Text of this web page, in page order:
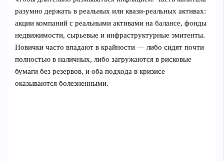
разумно держать в реальных или квази‑реальных активах:
акции компаний с реальными активами на балансе, фонды
недвижимости, сырьевые и инфраструктурные эмитенты.
Новички часто впадают в крайности — либо сидят почти
полностью в наличных, либо загружаются в рисковые
бумаги без резервов, и оба подхода в кризисе
оказываются болезненными.